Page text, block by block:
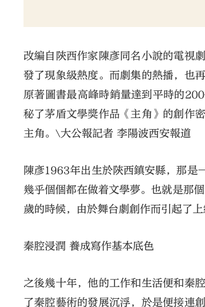
改編自陝西作家陳彥同名小說的電視
發了現象級熱度。而劇集的熱播，也
原著圖書最高峰時銷量達到平時的
秘了茅盾文學獎作品《主角》的創作
主角。\大公報記者 李陽波西安報道
陳彥1963年出生於陝西鎮安縣，那是
幾乎個個都在做着文學夢。也就是那
歲的時候，由於舞台劇創作而引起了
秦腔浸潤 養成寫作基本底色
之後幾十年，他的工作和生活便和秦
了秦腔藝術的發展沉浮，於是便接連